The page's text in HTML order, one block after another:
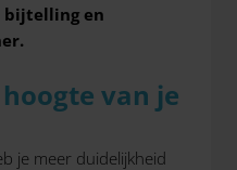
bijtelling en
van je
je meer duidelijkheid